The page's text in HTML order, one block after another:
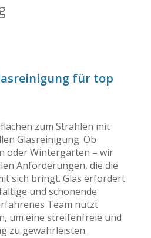
für top
zum Strahlen mit
Glasreinigung. Ob
oder Wintergärten – wir
Anforderungen, die die
sich bringt. Glas erfordert
und schonende
Team nutzt
um eine streifenfreie und
zu gewährleisten.